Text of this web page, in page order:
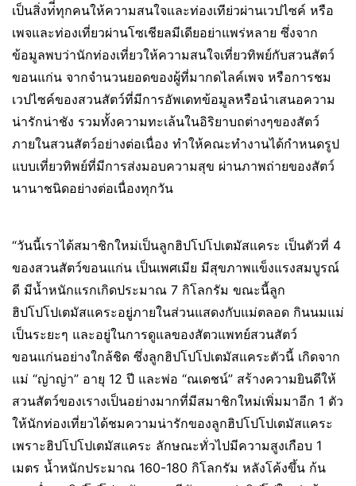
เป็นสิ่งท่ี่ทุกคนให้ความสนใจและท่องเทีย่วผ่านเวปไซค์ หรือ
เพจและท่องเที่ยวผ่านโซเชียลมีเดียอย่าแพร่หลาย ซึ่งจาก
ข้อมูลพบว่านักท่องเที่ยวให้ความสนใจเที่ยวทิพย์กับสวนสัตว์
ขอนแก่น จากจำนวนยอดของผู้ที่มากดไลค์เพจ หรือการชม
เวปไซค์ของสวนสัตว์ที่มีการอัพเดทข้อมูลหรือนำเสนอความ
น่ารักน่าชัง รวมทั้งความทะเล้นในอิริยาบถต่างๆของสัตว์
ภายในสวนสัตว์อย่างต่อเนื่อง ทำให้คณะทำงานได้กำหนดรูป
แบบเที่ยวทิพย์ที่มีการส่งมอบความสุข ผ่านภาพถ่ายของสัตว์
นานาชนิดอย่างต่อเนื่องทุกวัน
“วันนี้เราได้สมาชิกใหม่เป็นลูกฮิปโปโปเตมัสแคระ เป็นตัวที่ 4
ของสวนสัตว์ขอนแก่น เป็นเพศเมีย มีสุขภาพแข็งแรงสมบูรณ์
ดี มีน้ำหนักแรกเกิดประมาณ 7 กิโลกรัม ขณะนี้ลูก
ฮิปโปโปเตมัสแคระอยู่ภายในส่วนแสดงกับแม่ตลอด กินนมแม่
เป็นระยะๆ และอยู่ในการดูแลของสัตวแพทย์สวนสัตว์
ขอนแก่นอย่างใกล้ชิด ซึ่งลูกฮิปโปโปเตมัสแคระตัวนี้ เกิดจาก
แม่ “ญ่าญ่า” อายุ 12 ปี และพ่อ “ณเดชน์” สร้างความยินดีให้
สวนสัตว์ของเรางเป็นอย่างมากที่มีสมาชิกใหม่เพิ่มมาอีก 1 ตัว
ให้นักท่องเที่ยวได้ชมความน่ารักของลูกฮิปโปโปเตมัสแคระ
เพราะฮิปโปโปเตมัสแคระ ลักษณะทั่วไปมีความสูงเกือบ 1
เมตร น้ำหนักประมาณ 160-180 กิโลกรัม หลังโค้งขึ้น ก้น